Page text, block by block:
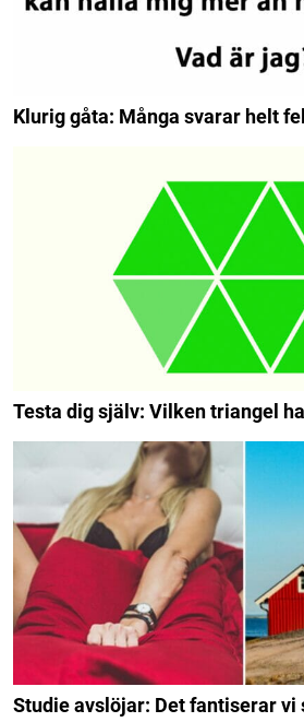
Klurig gåta: Många svarar helt fel
Testa dig själv: Vilken triangel
Studie avslöjar: Det fantiserar vi